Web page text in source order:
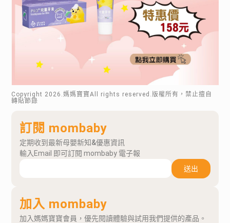
Copyright 2026 .媽媽寶寶All rights reserved.版權所有，禁止擅自
轉貼節錄
訂閱 mombaby
定期收到最新母嬰新知&優惠資訊
輸入Email 即可訂閱 mombaby 電子報
送出
加入 mombaby
加入媽媽寶寶會員，優先閱讀體驗與試用我們提供的產品。